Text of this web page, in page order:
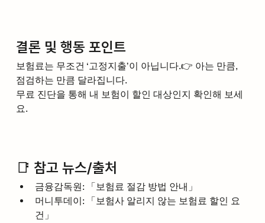
결론 및 행동 포인트
보험료는 무조건 ‘고정지출’이 아닙니다.👉 아는 만큼,
점검하는 만큼 달라집니다.
무료 진단을 통해 내 보험이 할인 대상인지 확인해 보세
요.
📑 참고 뉴스/출처
금융감독원: 「보험료 절감 방법 안내」
머니투데이: 「보험사 알리지 않는 보험료 할인 요
건」